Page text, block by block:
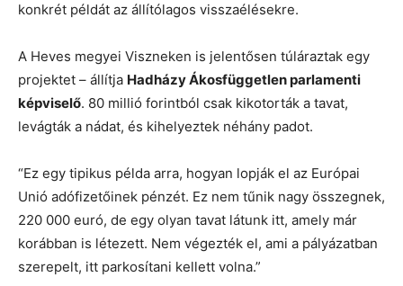
konkrét példát az állítólagos visszaélésekre.
A Heves megyei Viszneken is jelentősen túláraztak egy
projektet – állítja Hadházy Ákosfüggetlen parlamenti
képviselő. 80 millió forintból csak kikotorták a tavat,
levágták a nádat, és kihelyeztek néhány padot.
“Ez egy tipikus példa arra, hogyan lopják el az Európai
Unió adófizetőinek pénzét. Ez nem tűnik nagy összegnek,
220 000 euró, de egy olyan tavat látunk itt, amely már
korábban is létezett. Nem végezték el, ami a pályázatban
szerepelt, itt parkosítani kellett volna.”